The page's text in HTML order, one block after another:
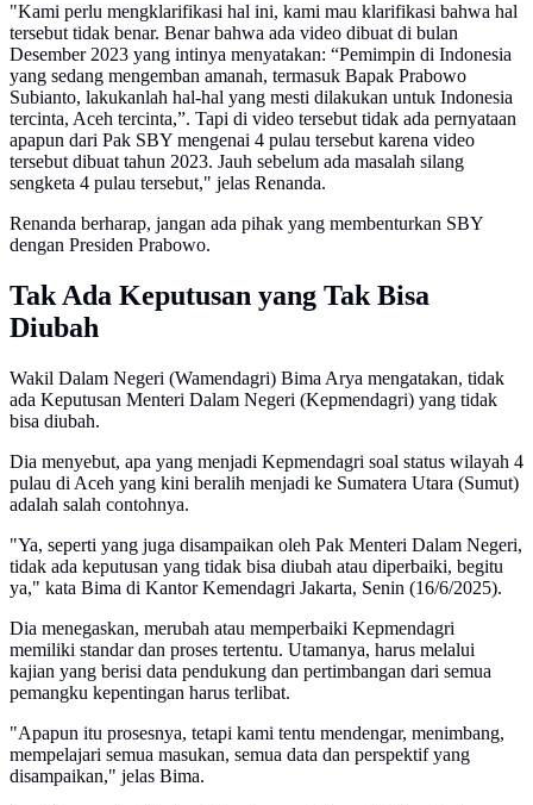
"Kami perlu mengklarifikasi hal ini, kami mau klarifikasi bahwa hal
tersebut tidak benar. Benar bahwa ada video dibuat di bulan
Desember 2023 yang intinya menyatakan: “Pemimpin di Indonesia
yang sedang mengemban amanah, termasuk Bapak Prabowo
Subianto, lakukanlah hal-hal yang mesti dilakukan untuk Indonesia
tercinta, Aceh tercinta,”. Tapi di video tersebut tidak ada pernyataan
apapun dari Pak SBY mengenai 4 pulau tersebut karena video
tersebut dibuat tahun 2023. Jauh sebelum ada masalah silang
sengketa 4 pulau tersebut," jelas Renanda.
Renanda berharap, jangan ada pihak yang membenturkan SBY
dengan Presiden Prabowo.
Tak Ada Keputusan yang Tak Bisa
Diubah
Wakil Dalam Negeri (Wamendagri) Bima Arya mengatakan, tidak
ada Keputusan Menteri Dalam Negeri (Kepmendagri) yang tidak
bisa diubah.
Dia menyebut, apa yang menjadi Kepmendagri soal status wilayah 4
pulau di Aceh yang kini beralih menjadi ke Sumatera Utara (Sumut)
adalah salah contohnya.
"Ya, seperti yang juga disampaikan oleh Pak Menteri Dalam Negeri,
tidak ada keputusan yang tidak bisa diubah atau diperbaiki, begitu
ya," kata Bima di Kantor Kemendagri Jakarta, Senin (16/6/2025).
Dia menegaskan, merubah atau memperbaiki Kepmendagri
memiliki standar dan proses tertentu. Utamanya, harus melalui
kajian yang berisi data pendukung dan pertimbangan dari semua
pemangku kepentingan harus terlibat.
"Apapun itu prosesnya, tetapi kami tentu mendengar, menimbang,
mempelajari semua masukan, semua data dan perspektif yang
disampaikan," jelas Bima.